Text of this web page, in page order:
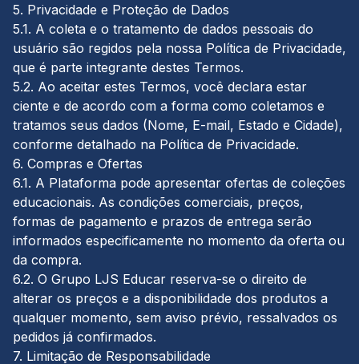
5. Privacidade e Proteção de Dados
5.1. A coleta e o tratamento de dados pessoais do
usuário são regidos pela nossa Política de Privacidade,
que é parte integrante destes Termos.
5.2. Ao aceitar estes Termos, você declara estar
ciente e de acordo com a forma como coletamos e
tratamos seus dados (Nome, E-mail, Estado e Cidade),
conforme detalhado na Política de Privacidade.
6. Compras e Ofertas
6.1. A Plataforma pode apresentar ofertas de coleções
educacionais. As condições comerciais, preços,
formas de pagamento e prazos de entrega serão
informados especificamente no momento da oferta ou
da compra.
6.2. O Grupo LJS Educar reserva-se o direito de
alterar os preços e a disponibilidade dos produtos a
qualquer momento, sem aviso prévio, ressalvados os
pedidos já confirmados.
7. Limitação de Responsabilidade